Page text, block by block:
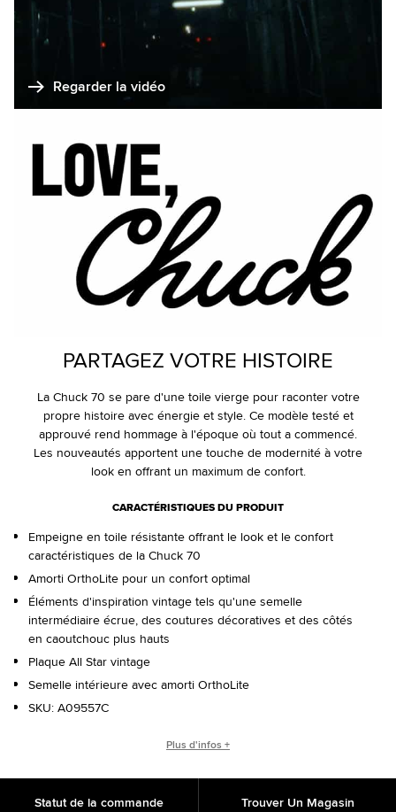
Regarder la vidéo
PARTAGEZ VOTRE HISTOIRE
La Chuck 70 se pare d'une toile vierge pour raconter votre
propre histoire avec énergie et style. Ce modèle testé et
approuvé rend hommage à l'époque où tout a commencé.
Les nouveautés apportent une touche de modernité à votre
look en offrant un maximum de confort.
CARACTÉRISTIQUES DU PRODUIT
Empeigne en toile résistante offrant le look et le confort
caractéristiques de la Chuck 70
Amorti OrthoLite pour un confort optimal
Éléments d'inspiration vintage tels qu'une semelle
intermédiaire écrue, des coutures décoratives et des côtés
en caoutchouc plus hauts
Plaque All Star vintage
Semelle intérieure avec amorti OrthoLite
SKU: A09557C
ORIGINES DE LA CHUCK 70
Plus d'infos +
Statut de la commande Trouver Un Magasin